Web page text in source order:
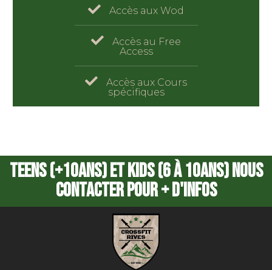
Accès aux Wod
Accès au Free
Access
Accès aux Cours
spécifiques
Teens (+10ans) et kids (6 à 10ans) nous
contacter pour + d'infos